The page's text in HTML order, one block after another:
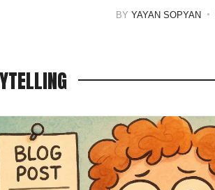
BY YAYAN SOPYAN